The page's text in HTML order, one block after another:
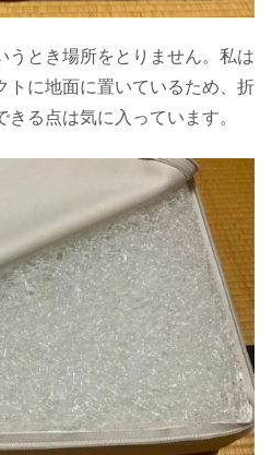
うとき場所をとりません。私は
トに地面に置いているため、折
る点は気に入っています。